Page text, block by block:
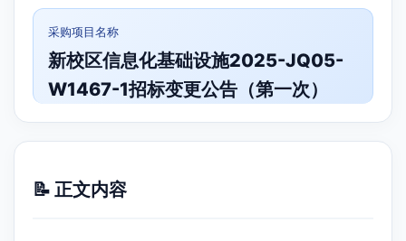
采购项目名称
新校区信息化基础设施2025-JQ05-
W1467-1招标变更公告（第一次）
📝 正文内容